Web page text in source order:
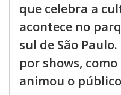
que celebra a
acontece no
sul de São
por shows,
animou o